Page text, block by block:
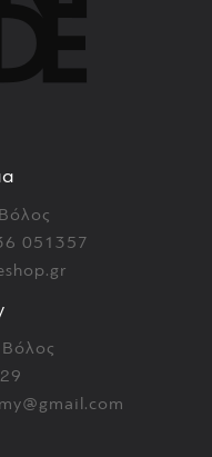
051357